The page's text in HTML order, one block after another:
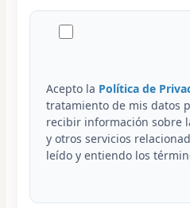
Acepto la Política de
tratamiento de mis datos
recibir información sobre
y otros servicios
leído y entiendo los